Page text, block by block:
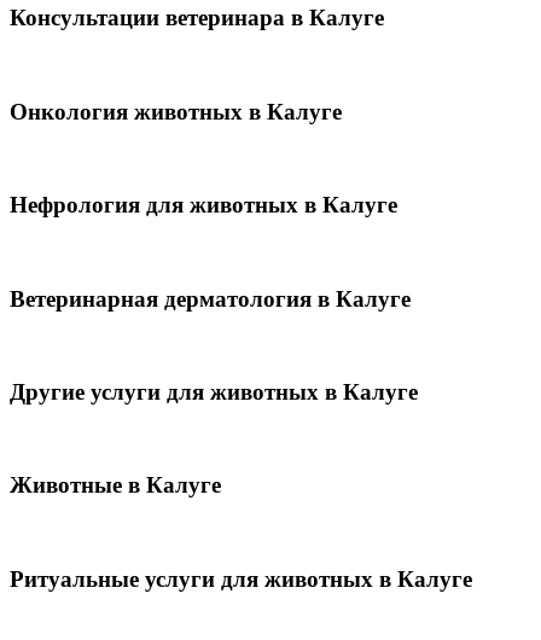
Консультации ветеринара в Калуге
Онкология животных в Калуге
Нефрология для животных в Калуге
Ветеринарная дерматология в Калуге
Другие услуги для животных в Калуге
Животные в Калуге
Ритуальные услуги для животных в Калуге